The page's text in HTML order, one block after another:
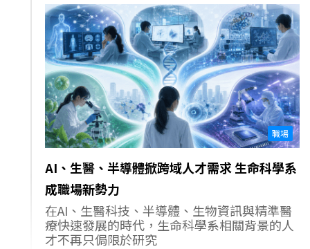
職場
AI、生醫、半導體掀跨域人才需求 生命科學系
成職場新勢力
在AI、生醫科技、半導體、生物資訊與精準醫
療快速發展的時代，生命科學系相關背景的人
才不再只侷限於研究